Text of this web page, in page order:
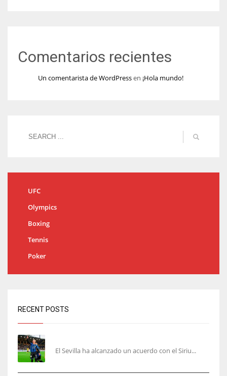
Comentarios recientes
Un comentarista de WordPressen ¡Hola mundo!
UFC
Olympics
Boxing
Tennis
Poker
RECENT POSTS
El Sevilla ha alcanzado un acuerdo con el Siriu...